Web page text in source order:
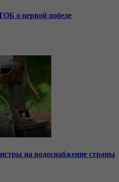
о первой победе
на водоснабжение страны